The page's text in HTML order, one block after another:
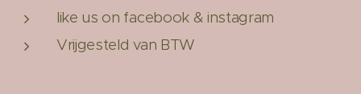
like us on facebook & instagram
Vrijgesteld van BTW